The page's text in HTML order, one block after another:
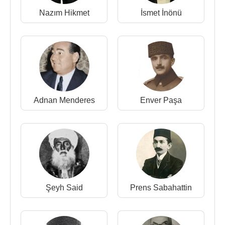
arasında kitap olarak yayımlandı.
Staatszaitung haftalık gazetesi için
Türkiye
yazılar da yazdı. Aynı zamanda Alman Basın
Kulübüne ve diğer Alman cemiyetlerine üye olmuş,
'deki Alman cemiyetine karışmıştı. İstanbul
ise haftada bir "Amerika Mektupları" başlığı altında
Yeni Gazete'ye ve İkdam gazetesine yazılar
8 Ekim 1912 tarihinde Balkan Harbi başlayınca
'deki birçok gazete sütunlarını Ahmet Emin
Beye açtı. 1914 Ağustos ayında, ABD'den
Evening Post gazetesinin Türkiye muhabiri
görevini üstlenerek ayrıldı.
Darülfünunda (İstanbul Üniversitesi ) felsefe tarihi
Nazım Hikmet İsmet İnönü
Adnan Menderes Enver Paşa
Şeyh Said Prens Sabahattin